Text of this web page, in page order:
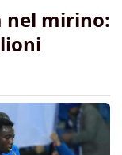
nel mirino: